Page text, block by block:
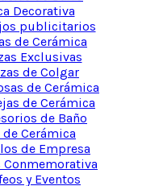
Decorativa
publicitarios
de Cerámica
Exclusivas
de Colgar
de Cerámica
de Cerámica
de Baño
de Cerámica
de Empresa
Conmemorativa
y Eventos